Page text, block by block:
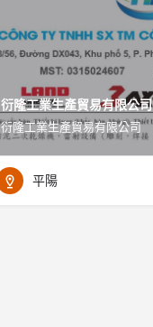
衍隆工業生產貿易有限公司
衍隆工業生產貿易有限公司
平陽